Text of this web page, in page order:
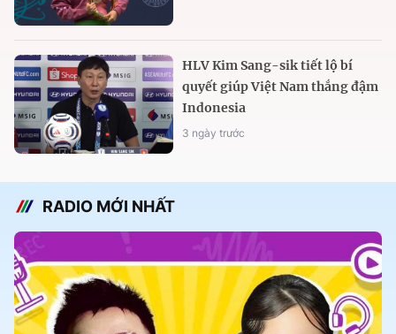
HLV Kim Sang-sik tiết lộ bí
quyết giúp Việt Nam thắng đậm
Indonesia
3 ngày trước
RADIO MỚI NHẤT